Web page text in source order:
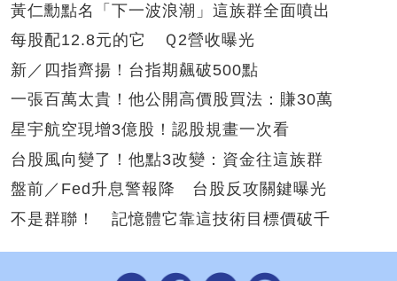
黃仁勳點名「下一波浪潮」這族群全面噴出
每股配12.8元的它 Ｑ2營收曝光
新／四指齊揚！台指期飆破500點
一張百萬太貴！他公開高價股買法：賺30萬
星宇航空現增3億股！認股規畫一次看
台股風向變了！他點3改變：資金往這族群
盤前／Fed升息警報降 台股反攻關鍵曝光
不是群聯！ 記憶體它靠這技術目標價破千